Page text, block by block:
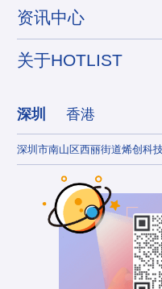
资讯中心
关于HOTLIST
深圳 香港
深圳市南山区西丽街道烯创科